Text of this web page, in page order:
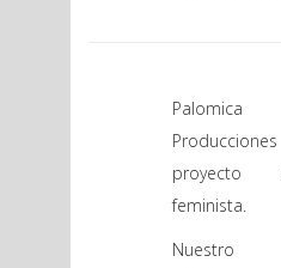
P
feminista.
Nuestro